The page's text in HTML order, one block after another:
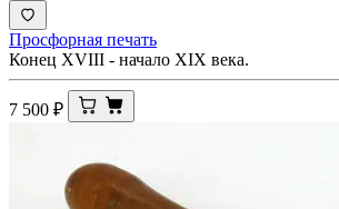
Просфорная печать
Конец XVIII - начало XIX века.
7 500 ₽